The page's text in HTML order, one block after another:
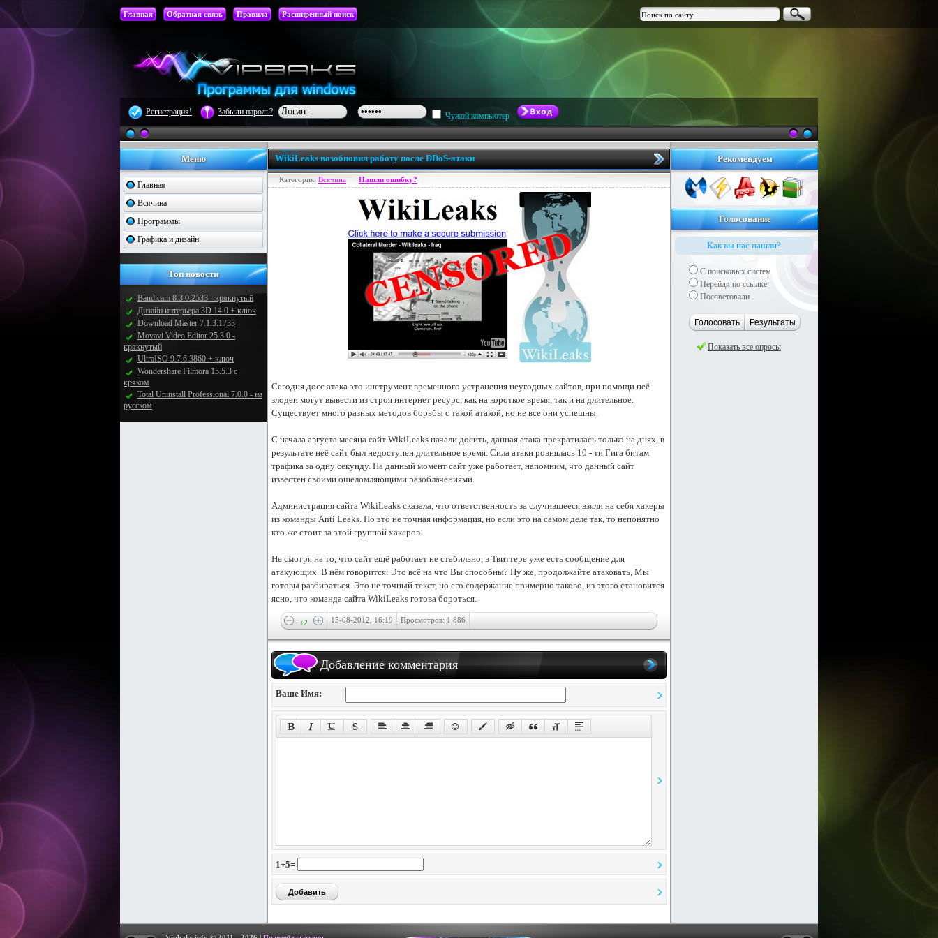
Главная Обратная связь Правила Расширенный поиск
Регистрация! Забыли пароль? Чужой компьютер
Меню
Главная
Всячина
Программы
Графика и дизайн
Топ новости
Bandicam 8.3.0.2533 - крякнутый
Дизайн интерьера 3D 14.0 + ключ
Download Master 7.1.3.1733
Movavi Video Editor 25.3.0 -
крякнутый
UltraISO 9.7.6.3860 + ключ
Wondershare Filmora 15.5.3 с
кряком
Total Uninstall Professional 7.0.0 - на
русском
Рекомендуем
Голосование
Как вы нас нашли?
С поисковых систем
Перейдя по ссылке
Посоветовали
Голосовать Результаты
Показать все опросы
WikiLeaks возобновил работу после DDoS-атаки
Категория: Всячина Нашли ошибку?
Сегодня досс атака это инструмент временного устранения неугодных сайтов, при помощи неё
злодеи могут вывести из строя интернет ресурс, как на короткое время, так и на длительное.
Существует много разных методов борьбы с такой атакой, но не все они успешны.
С начала августа месяца сайт WikiLeaks начали досить, данная атака прекратилась только на днях, в
результате неё сайт был недоступен длительное время. Сила атаки ровнялась 10 - ти Гига битам
трафика за одну секунду. На данный момент сайт уже работает, напомним, что данный сайт
известен своими ошеломляющими разоблачениями.
Администрация сайта WikiLeaks сказала, что ответственность за случившееся взяли на себя хакеры
из команды Anti Leaks. Но это не точная информация, но если это на самом деле так, то непонятно
кто же стоит за этой группой хакеров.
Не смотря на то, что сайт ещё работает не стабильно, в Твиттере уже есть сообщение для
атакующих. В нём говорится: Это всё на что Вы способны? Ну же, продолжайте атаковать, Мы
готовы разбираться. Это не точный текст, но его содержание примерно таково, из этого становится
ясно, что команда сайта WikiLeaks готова бороться.
+2 15-08-2012, 16:19 Просмотров: 1 886
Добавление комментария
Ваше Имя:
1+5=